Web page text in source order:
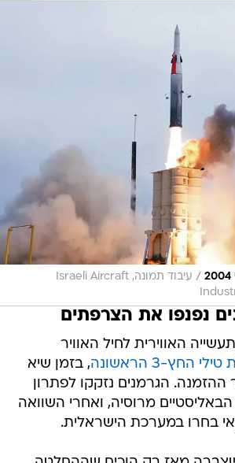
/
עיבוד תמונה, Israeli Aircraft
האווירית לחיל האוויר
החץ-3 הראשונה
, בזמן שיא
הגרמנים נזקקו לפתרון
הבאליסטיים מרוסיה, ואחרי השוואה